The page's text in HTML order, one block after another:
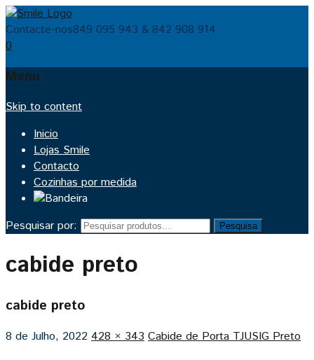
Contacte-nos849 095 943 & 842 908 914
0
Menu
Skip to content
Inicio
Lojas Smile
Contacto
Cozinhas por medida
Pesquisar por: Pesquisa
cabide preto
cabide preto
8 de Julho, 2022 428 × 343 Cabide de Porta TJUSIG Preto